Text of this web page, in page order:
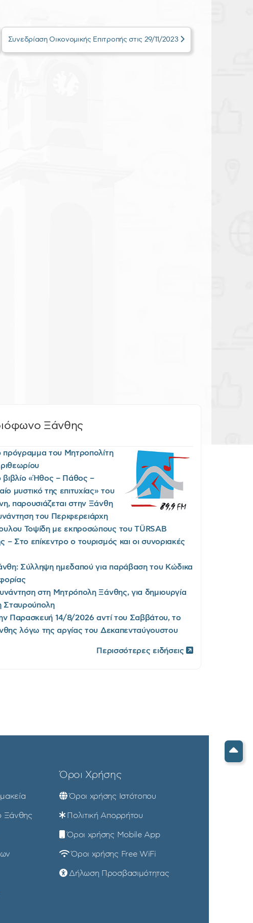
Συνεδρίαση Οικονομικής Επιτροπής στις 29/11/2023
Ξάνθης
πρόγραμμα του Μητροπολίτη
βιβλίο «Ήθος – Πάθος –
μυστικό της επιτυχίας» του
παρουσιάζεται στην Ξάνθη
του Περιφερειάρχη
Τοψίδη με εκπροσώπους του TÜRSAB
– Στο επίκεντρο ο τουρισμός και οι συνοριακές
Σύλληψη ημεδαπού για παράβαση του Κώδικα
στη Μητρόπολη Ξάνθης, για δημιουργία
Παρασκευή 14/8/2026 αντί του Σαββάτου, το
λόγω της αργίας του Δεκαπενταύγουστου
Περισσότερες ειδήσεις
Ξάνθης
Όροι Χρήσης
Όροι χρήσης Ιστότοπου
Πολιτική Απορρήτου
Όροι χρήσης Mobile App
Όροι χρήσης Free WiFi
Δήλωση Προσβασιμότητας